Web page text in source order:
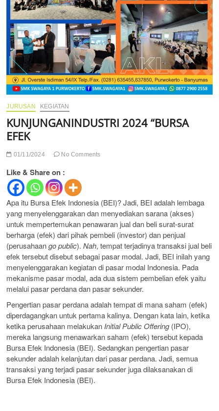
JURUSAN KEGIATAN
KUNJUNGANINDUSTRI 2024 “BURSA
EFEK
01/11/2024 No Comments
Like & Share on :
Apa itu Bursa Efek Indonesia (BEI)? Jadi, BEI adalah lembaga
yang menyelenggarakan dan menyediakan sarana (akses)
untuk mempertemukan penawaran jual dan beli surat-surat
berharga (efek) dari pihak pembeli (investor) dan penjual
(perusahaango public).Nah, tempat terjadinya transaksi jual beli
efek tersebut disebut sebagai pasar modal. Jadi, BEI inilah yang
menyelenggarakan kegiatan di pasar modal Indonesia. Pada
mekanisme pasar modal, ada dua sistem pembelian efek yaitu
melalui pasar perdana dan pasar sekunder.
Pengertian pasar perdana adalah tempat di mana saham (efek)
diperdagangkan untuk pertama kalinya. Dengan kata lain, ketika
ketika perusahaan melakukanInitial Public Offering (IPO),
mereka langsung menawarkan saham (efek) tersebut kepada
Bursa Efek Indonesia (BEI). Sedangkan pengertian pasar
sekunder adalah kelanjutan dari pasar perdana. Jadi, semua
transaksi yang terjadi pasar sekunder juga dilaksanakan di
Bursa Efek Indonesia (BEI).